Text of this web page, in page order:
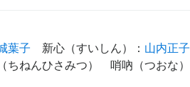
葉子 新心（すいしん） ： 山内正子
（ちねんひさみつ） 哨吶（つおな）